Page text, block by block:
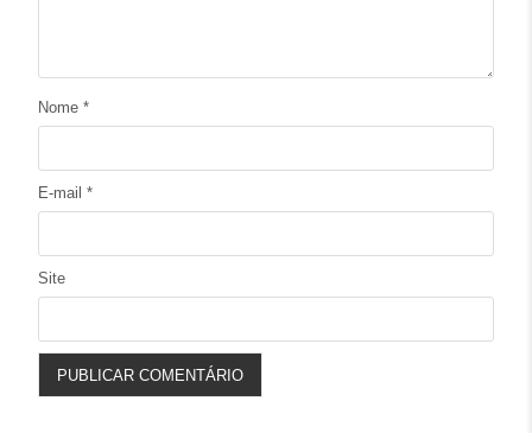
Nome *
E-mail *
Site